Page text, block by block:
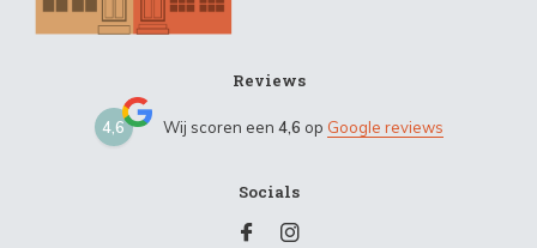
Reviews
4,6 Wij scoren een 4,6 op Google reviews
Socials